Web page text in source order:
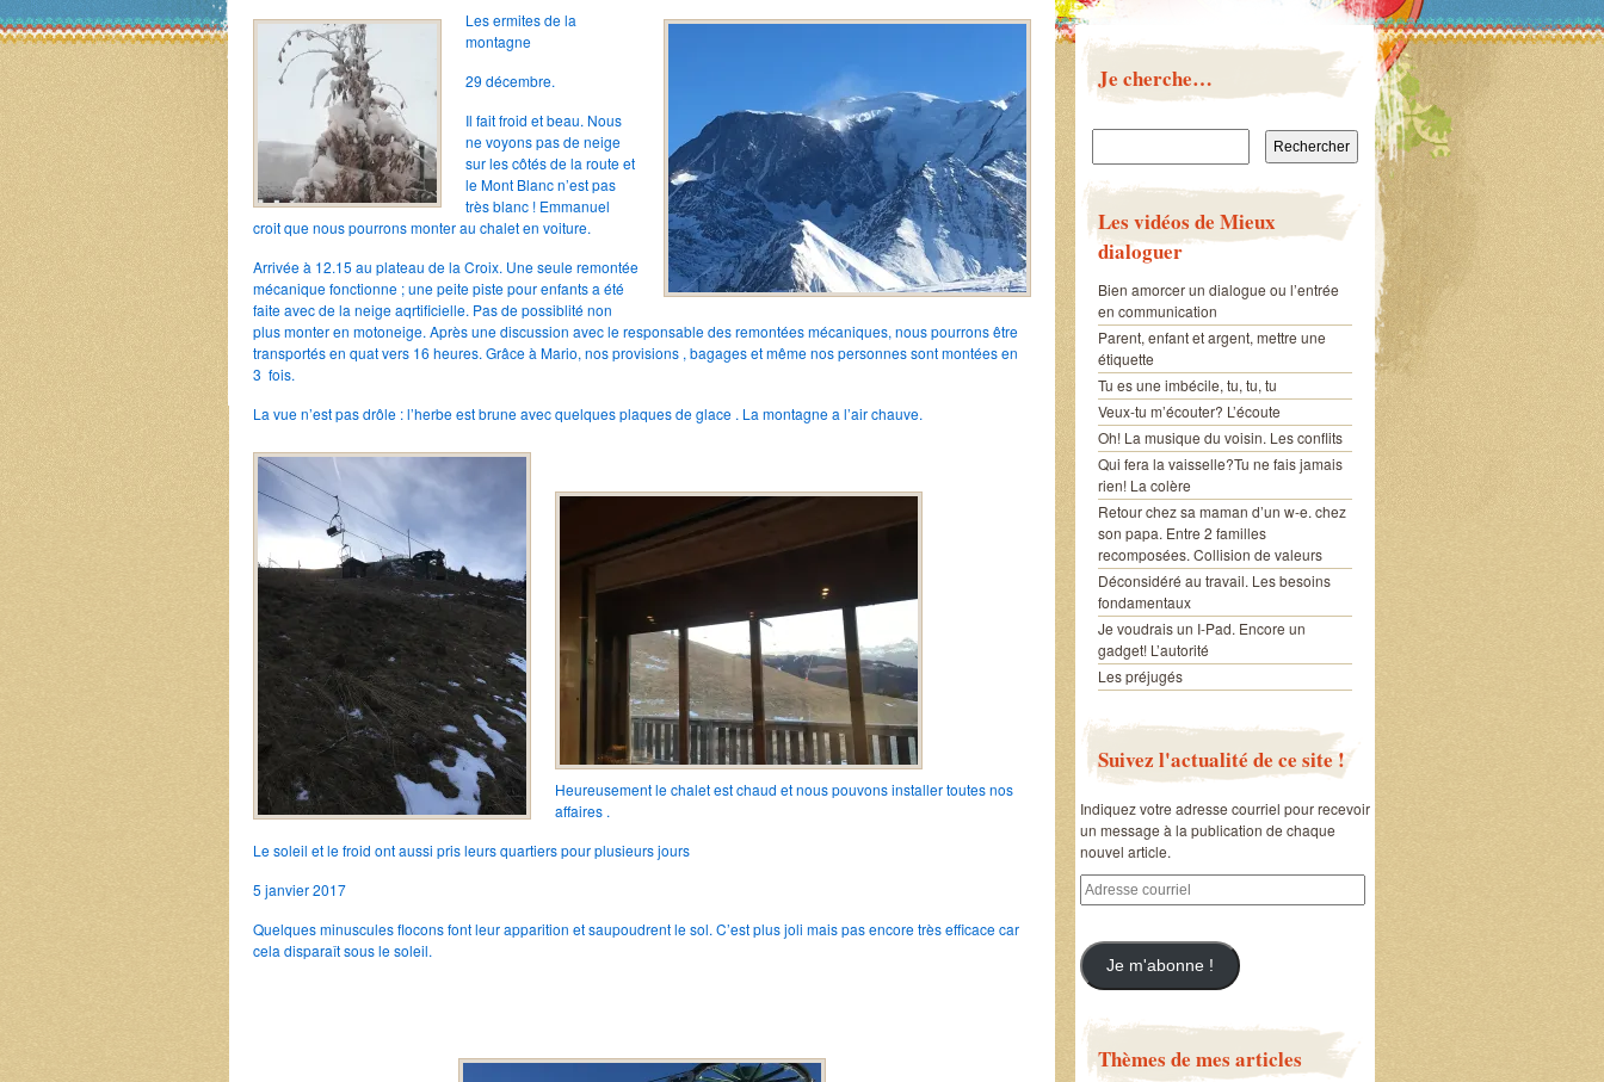
Les ermites de la
montagne
29 décembre.
Il fait froid et beau. Nous
ne voyons pas de neige
sur les côtés de la route et
le Mont Blanc n’est pas
très blanc ! Emmanuel
croit que nous pourrons monter au chalet en voiture.
Arrivée à 12.15 au plateau de la Croix. Une seule remontée
mécanique fonctionne ; une peite piste pour enfants a été
faite avec de la neige aqrtificielle. Pas de possiblité non
plus monter en motoneige. Après une discussion avec le responsable des remontées mécaniques, nous pourrons être
transportés en quat vers 16 heures. Grâce à Mario, nos provisions , bagages et même nos personnes sont montées en
3 fois.
La vue n’est pas drôle : l’herbe est brune avec quelques plaques de glace . La montagne a l’air chauve.
Heureusement le chalet est chaud et nous pouvons installer toutes nos
affaires .
Le soleil et le froid ont aussi pris leurs quartiers pour plusieurs jours
5 janvier 2017
Quelques minuscules flocons font leur apparition et saupoudrent le sol. C’est plus joli mais pas encore très efficace car
cela disparaît sous le soleil.
Je cherche…
Rechercher :
Les vidéos de Mieux
dialoguer
Bien amorcer un dialogue ou l’entrée
en communication
Parent, enfant et argent, mettre une
étiquette
Tu es une imbécile, tu, tu, tu
Veux-tu m’écouter? L’écoute
Oh! La musique du voisin. Les conflits
Qui fera la vaisselle?Tu ne fais jamais
rien! La colère
Retour chez sa maman d’un w-e. chez
son papa. Entre 2 familles
recomposées. Collision de valeurs
Déconsidéré au travail. Les besoins
fondamentaux
Je voudrais un I-Pad. Encore un
gadget! L’autorité
Les préjugés
Suivez l'actualité de ce site !
Indiquez votre adresse courriel pour recevoir
un message à la publication de chaque
nouvel article.
Adresse
courriel
Je m'abonne !
Thèmes de mes articles